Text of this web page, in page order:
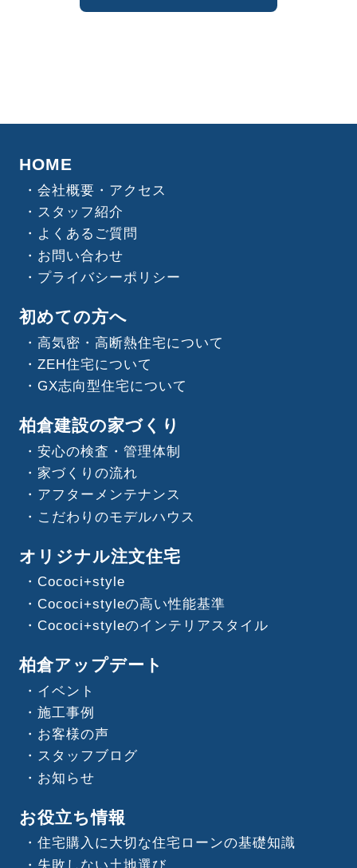
HOME
会社概要・アクセス
スタッフ紹介
よくあるご質問
お問い合わせ
プライバシーポリシー
初めての方へ
高気密・高断熱住宅について
ZEH住宅について
GX志向型住宅について
柏倉建設の家づくり
安心の検査・管理体制
家づくりの流れ
アフターメンテナンス
こだわりのモデルハウス
オリジナル注文住宅
Cococi+style
Cococi+styleの高い性能基準
Cococi+styleのインテリアスタイル
柏倉アップデート
イベント
施工事例
お客様の声
スタッフブログ
お知らせ
お役立ち情報
住宅購入に大切な住宅ローンの基礎知識